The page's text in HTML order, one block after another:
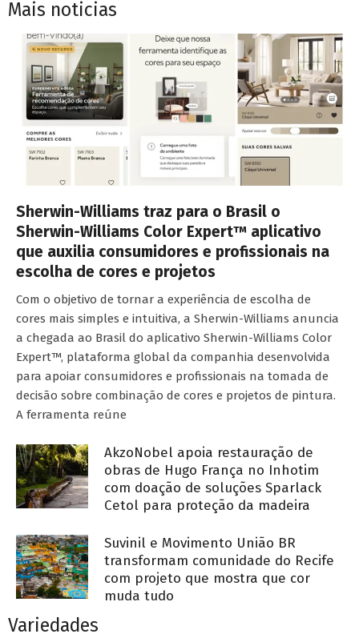
Mais noticias
Sherwin-Williams traz para o Brasil o
Sherwin-Williams Color Expert™ aplicativo
que auxilia consumidores e profissionais na
escolha de cores e projetos
Com o objetivo de tornar a experiência de escolha de
cores mais simples e intuitiva, a Sherwin-Williams anuncia
a chegada ao Brasil do aplicativo Sherwin-Williams Color
Expert™, plataforma global da companhia desenvolvida
para apoiar consumidores e profissionais na tomada de
decisão sobre combinação de cores e projetos de pintura.
A ferramenta reúne
AkzoNobel apoia restauração de
obras de Hugo França no Inhotim
com doação de soluções Sparlack
Cetol para proteção da madeira
Suvinil e Movimento União BR
transformam comunidade do Recife
com projeto que mostra que cor
muda tudo
Variedades